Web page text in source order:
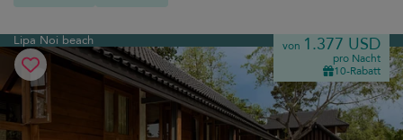
Lipa Noi beach von 1.377 USD
pro Nacht
10-Rabatt